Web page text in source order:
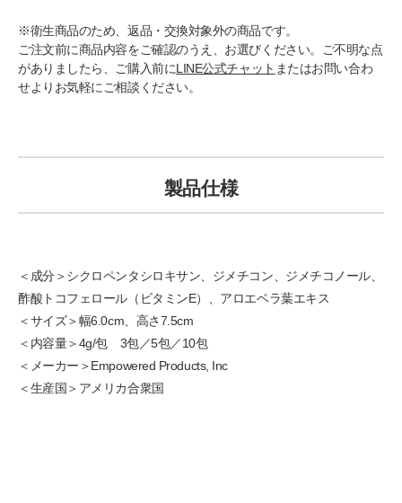
※衛生商品のため、返品・交換対象外の商品です。
ご注文前に商品内容をご確認のうえ、お選びください。ご不明な点
がありましたら、ご購入前にLINE公式チャット またはお問い合わ
せよりお気軽にご相談ください。
製品仕様
＜成分＞シクロペンタシロキサン、ジメチコン、ジメチコノール、
酢酸トコフェロール（ビタミンE）、アロエベラ葉エキス
＜サイズ＞幅6.0cm、高さ7.5cm
＜内容量＞4g/包 3包／5包／10包
＜メーカー＞Empowered Products, Inc
＜生産国＞アメリカ合衆国